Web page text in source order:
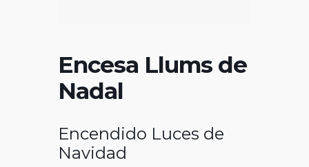
Encesa Llums de
Nadal
Encendido Luces de
Navidad